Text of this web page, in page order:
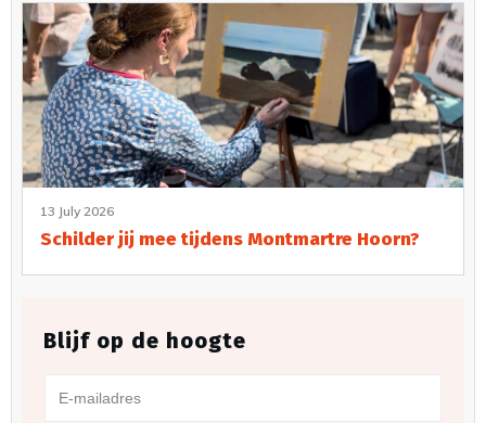
13 July 2026
Schilder jij mee tijdens Montmartre Hoorn?
Blijf op de hoogte